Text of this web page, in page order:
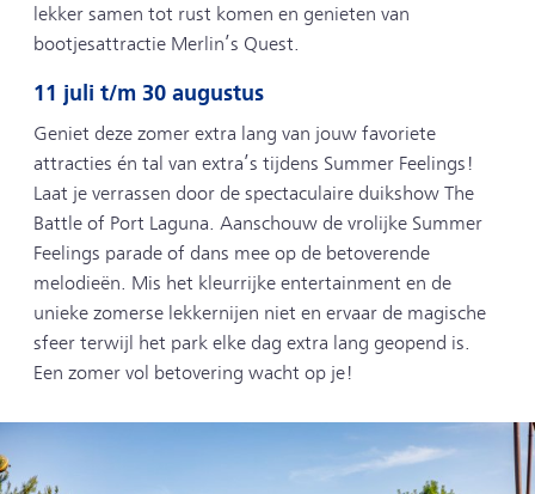
lekker samen tot rust komen en genieten van
bootjesattractie Merlin’s Quest.
11 juli t/m 30 augustus
Geniet deze zomer extra lang van jouw favoriete
attracties én tal van extra’s tijdens Summer Feelings!
Laat je verrassen door de spectaculaire duikshow The
Battle of Port Laguna. Aanschouw de vrolijke Summer
Feelings parade of dans mee op de betoverende
melodieën. Mis het kleurrijke entertainment en de
unieke zomerse lekkernijen niet en ervaar de magische
sfeer terwijl het park elke dag extra lang geopend is.
Een zomer vol betovering wacht op je!